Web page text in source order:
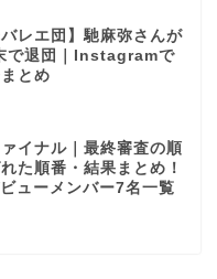
バレエ団】馳麻弥さんが
で退団｜Instagramで
とめ
イナル｜最終審査の順
た順番・結果まとめ！
ューメンバー7名一覧